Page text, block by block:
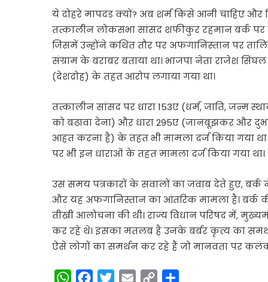
ये दोहरे मापदंड क्यों? अब शर्म किसे आनी चाहिए और
तत्कालीन लोकसभा सांसद शफीकुर रहमान बर्क पर
जिसमें उन्होंने कथित तौर पर अफगानिस्तान पर
संग्राम के बराबर बताया था। भाजपा नेता राजेश
(देशद्रोह) के तहत आरोप लगाया गया था।
तत्कालीन सांसद पर धारा 153ए (धर्म, जाति, जन्म
को बढ़ावा देना) और धारा 295ए (जानबूझकर और
आहत करना है) के तहत भी मामला दर्ज किया गया
पर भी इन धाराओं के तहत मामला दर्ज किया गया था।
उस समय पत्रकारों के सवालों का जवाब देते हुए,
और यह अफगानिस्तान का आंतरिक मामला है। बर्क
तीखी आलोचना की थी। राज्य विधान परिषद में,
कर रहे थे। इसका मतलब है उनके बर्बर कृत्य का
ऐसे लोगों का समर्थन कर रहे हैं जो मानवता पर
W